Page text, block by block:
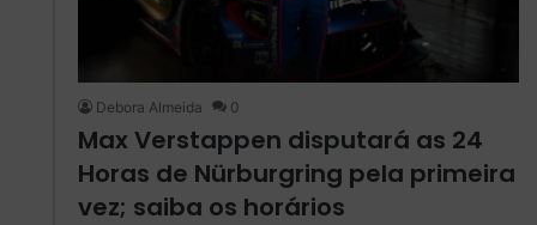
Debora Almeida 0
Max Verstappen disputará as 24
Horas de Nürburgring pela primeira
vez; saiba os horários